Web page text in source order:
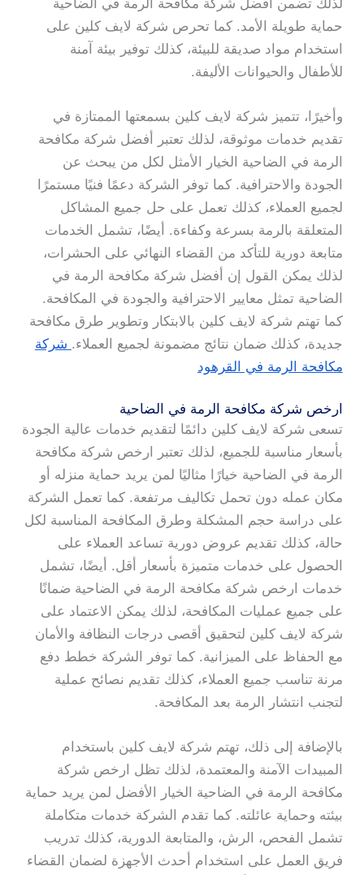
لذلك تضمن أفضل شركة مكافحة الرمة في الضاحية
حماية طويلة الأمد. كما تحرص شركة لايف كلين على
استخدام مواد صديقة للبيئة، كذلك توفير بيئة آمنة
للأطفال والحيوانات الأليفة.
وأخيرًا، تتميز شركة لايف كلين بسمعتها الممتازة في
تقديم خدمات موثوقة، لذلك تعتبر أفضل شركة مكافحة
الرمة في الضاحية الخيار الأمثل لكل من يبحث عن
الجودة والاحترافية. كما توفر الشركة دعمًا فنيًا مستمرًا
لجميع العملاء، كذلك تعمل على حل جميع المشاكل
المتعلقة بالرمة بسرعة وكفاءة. أيضًا، تشمل الخدمات
متابعة دورية للتأكد من القضاء النهائي على الحشرات،
لذلك يمكن القول إن أفضل شركة مكافحة الرمة في
الضاحية تمثل معايير الاحترافية والجودة في المكافحة.
كما تهتم شركة لايف كلين بالابتكار وتطوير طرق مكافحة
جديدة، كذلك ضمان نتائج مضمونة لجميع العملاء. شركة
مكافحة الرمة في القرهود
ارخص شركة مكافحة الرمة في الضاحية
تسعى شركة لايف كلين دائمًا لتقديم خدمات عالية الجودة
بأسعار مناسبة للجميع، لذلك تعتبر ارخص شركة مكافحة
الرمة في الضاحية خيارًا مثاليًا لمن يريد حماية منزله أو
مكان عمله دون تحمل تكاليف مرتفعة. كما تعمل الشركة
على دراسة حجم المشكلة وطرق المكافحة المناسبة لكل
حالة، كذلك تقديم عروض دورية تساعد العملاء على
الحصول على خدمات متميزة بأسعار أقل. أيضًا، تشمل
خدمات ارخص شركة مكافحة الرمة في الضاحية ضمانًا
على جميع عمليات المكافحة، لذلك يمكن الاعتماد على
شركة لايف كلين لتحقيق أقصى درجات النظافة والأمان
مع الحفاظ على الميزانية. كما توفر الشركة خطط دفع
مرنة تناسب جميع العملاء، كذلك تقديم نصائح عملية
لتجنب انتشار الرمة بعد المكافحة.
بالإضافة إلى ذلك، تهتم شركة لايف كلين باستخدام
المبيدات الآمنة والمعتمدة، لذلك تظل ارخص شركة
مكافحة الرمة في الضاحية الخيار الأفضل لمن يريد حماية
بيئته وحماية عائلته. كما تقدم الشركة خدمات متكاملة
تشمل الفحص، الرش، والمتابعة الدورية، كذلك تدريب
فريق العمل على استخدام أحدث الأجهزة لضمان القضاء